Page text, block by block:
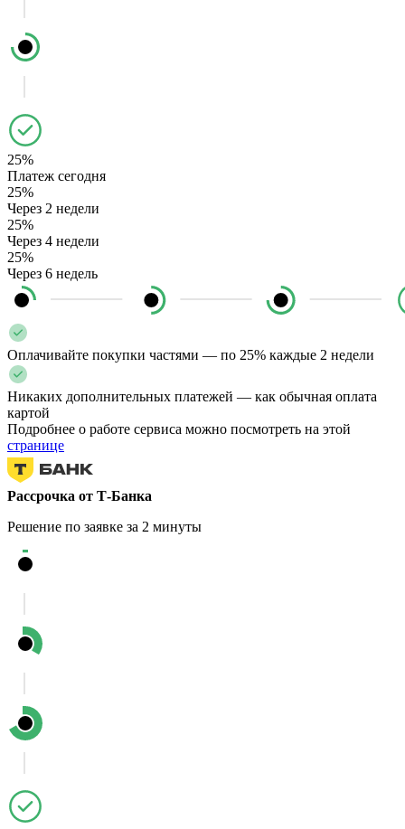
25%
Платеж сегодня
25%
Через 2 недели
25%
Через 4 недели
25%
Через 6 недель
Оплачивайте покупки частями — по 25% каждые 2 недели
Никаких дополнительных платежей — как обычная оплата
картой
Подробнее о работе сервиса можно посмотреть на этой
странице
Рассрочка от Т-Банка
Решение по заявке за 2 минуты